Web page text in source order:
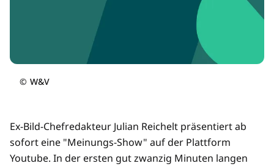
© W&V
Ex-Bild-Chefredakteur Julian Reichelt präsentiert ab
sofort eine "Meinungs-Show" auf der Plattform
Youtube. In der ersten gut zwanzig Minuten langen